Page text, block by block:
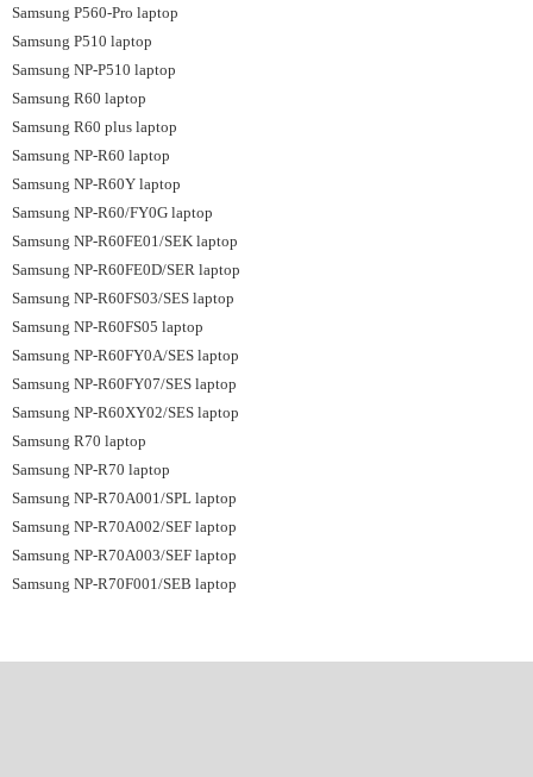
Samsung P560-Pro laptop
Samsung P510 laptop
Samsung NP-P510 laptop
Samsung R60 laptop
Samsung R60 plus laptop
Samsung NP-R60 laptop
Samsung NP-R60Y laptop
Samsung NP-R60/FY0G laptop
Samsung NP-R60FE01/SEK laptop
Samsung NP-R60FE0D/SER laptop
Samsung NP-R60FS03/SES laptop
Samsung NP-R60FS05 laptop
Samsung NP-R60FY0A/SES laptop
Samsung NP-R60FY07/SES laptop
Samsung NP-R60XY02/SES laptop
Samsung R70 laptop
Samsung NP-R70 laptop
Samsung NP-R70A001/SPL laptop
Samsung NP-R70A002/SEF laptop
Samsung NP-R70A003/SEF laptop
Samsung NP-R70F001/SEB laptop